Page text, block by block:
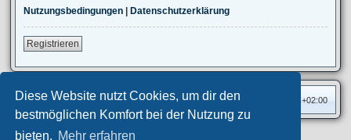
Diese Website nutzt Cookies, um dir den
bestmöglichen Komfort bei der Nutzung zu
bieten. Mehr erfahren
Nutzungsbedingungen | Datenschutzerklärung
Registrieren
Foren-Übersicht Alle Zeiten sind UTC+02:00